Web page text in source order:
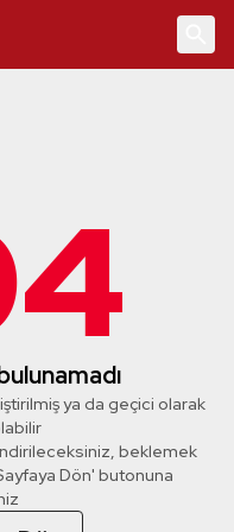
ya da geçici olarak
beklemek
Dön' butonuna